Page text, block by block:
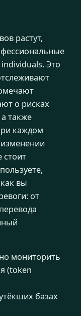
растут,
Это
о рисках
также
каждом
стоит
вы
от
мониторить
(token
базах